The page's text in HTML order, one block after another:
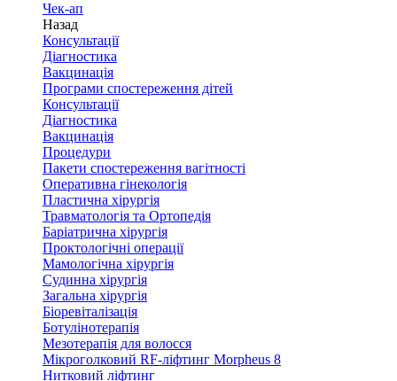
Чек-ап
Назад
Консультації
Діагностика
Вакцинація
Програми спостереження дітей
Консультації
Діагностика
Вакцинація
Процедури
Пакети спостереження вагітності
Оперативна гінекологія
Пластична хірургія
Травматологія та Ортопедія
Баріатрична хірургія
Проктологічні операції
Мамологічна хірургія
Судинна хірургія
Загальна хірургія
Біоревіталізація
Ботулінотерапія
Мезотерапія для волосся
Мікроголковий RF-ліфтинг Morpheus 8
Нитковий ліфтинг